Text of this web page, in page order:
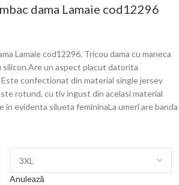
dama Lamaie cod12296
Lamaie cod12296. Tricou dama cu maneca
un aspect placut datorita
confectionat din material single jersey
rotund, cu tiv ingust din acelasi material
in evidenta silueta femininaLa umeri are banda
Anulează